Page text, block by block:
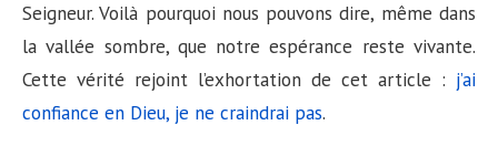
Seigneur. Voilà pourquoi nous pouvons dire, même dans
la vallée sombre, que notre espérance reste vivante.
Cette vérité rejoint l’exhortation de cet article : j’ai
confiance en Dieu, je ne craindrai pas.